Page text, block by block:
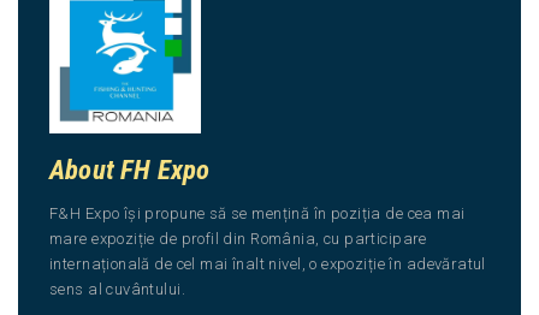
About FH Expo
F&H Expo își propune să se mențină în poziția de cea mai
mare expoziție de profil din România, cu participare
internațională de cel mai înalt nivel, o expoziție în adevăratul
sens al cuvântului.